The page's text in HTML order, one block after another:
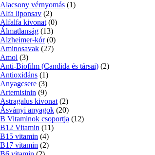
Alacsony vérnyomás (1)
Alfa liponsav (2)
Alfalfa kivonat (0)
Álmatlanság (13)
Alzheimer-kór (0)
Aminosavak (27)
Amol (3)
Anti-Biofilm (Candida és társai) (2)
Antioxidáns (1)
Anyagcsere (3)
Artemisinin (9)
Astragalus kivonat (2)
Ásványi anyagok (20)
B Vitaminok csoportja (12)
B12 Vitamin (11)
B15 vitamin (4)
B17 vitamin (2)